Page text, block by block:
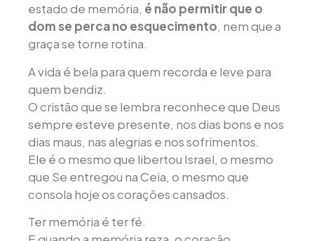
estado de memória, é não permitir que o
dom se perca no esquecimento, nem que a
graça se torne rotina.
A vida é bela para quem recorda e leve para
quem bendiz.
O cristão que se lembra reconhece que Deus
sempre esteve presente, nos dias bons e nos
dias maus, nas alegrias e nos sofrimentos.
Ele é o mesmo que libertou Israel, o mesmo
que Se entregou na Ceia, o mesmo que
consola hoje os corações cansados.
Ter memória é ter fé.